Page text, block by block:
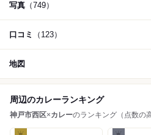
写真 （749）
口コミ （123）
地図
周辺のカレーランキング
神戸市西区×カレーのランキング（点数の